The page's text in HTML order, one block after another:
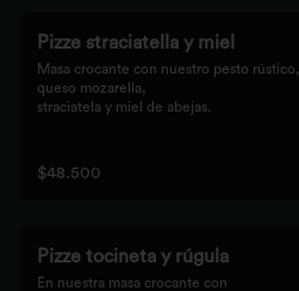
Pizze straciatella y miel
Masa crocante con nuestro pesto rústico,
queso mozarella,
straciatela y miel de abejas.
$48.500
Pizze tocineta y rúgula
En nuestra masa crocante con